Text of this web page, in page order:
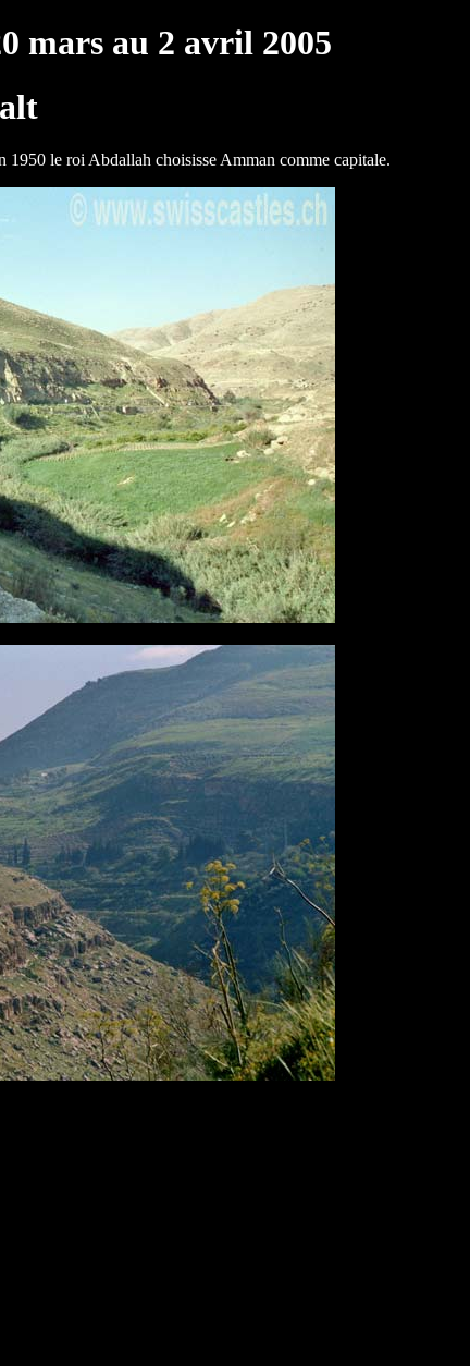
mars au 2 avril 2005
1950 le roi Abdallah choisisse Amman comme capitale.